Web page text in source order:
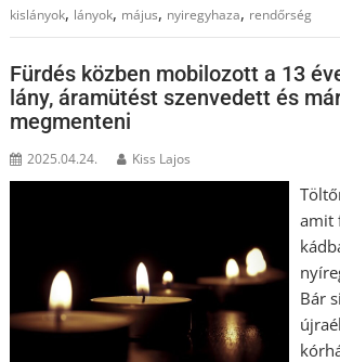
kislányok, lányok, május, nyiregyhaza, rendőrség
Fürdés közben mobilozott a 13
lány, áramütést szenvedett és
megmenteni
2025.04.24. Kiss Lajos
amit
Bár